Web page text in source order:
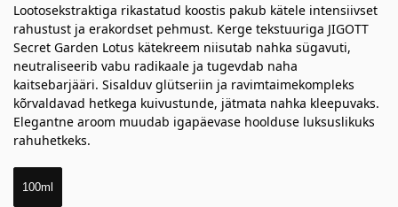
Lootosekstraktiga rikastatud koostis pakub kätele intensiivset
rahustust ja erakordset pehmust. Kerge tekstuuriga JIGOTT
Secret Garden Lotus kätekreem niisutab nahka sügavuti,
neutraliseerib vabu radikaale ja tugevdab naha
kaitsebarjääri. Sisalduv glütseriin ja ravimtaimekompleks
kõrvaldavad hetkega kuivustunde, jätmata nahka kleepuvaks.
Elegantne aroom muudab igapäevase hoolduse luksuslikuks
rahuhetkeks.
100ml